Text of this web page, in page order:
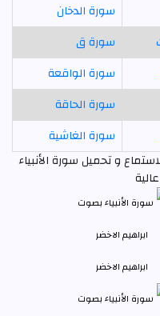
سورة الدخان
سورة ق
سورة الواقعة
سورة الحاقة
سورة الغاشية
و تحميل سورة الأنبياء
ابراهيم الاخضر